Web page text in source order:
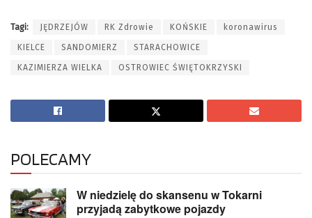
Tagi: JĘDRZEJÓW RK Zdrowie KOŃSKIE koronawirus
KIELCE SANDOMIERZ STARACHOWICE
KAZIMIERZA WIELKA OSTROWIEC ŚWIĘTOKRZYSKI
POLECAMY
W niedzielę do skansenu w Tokarni
przyjadą zabytkowe pojazdy